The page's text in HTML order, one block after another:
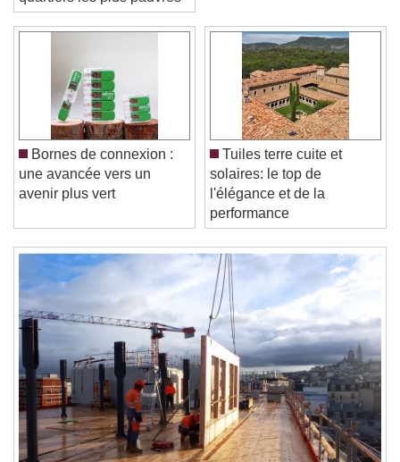
Video Player is loading.
Play Video
Skip Forward
Unmute
Current Time0:00
/
Duration-:-
Loaded:0%
Stream TypeLIVE
Seek to live, currently behind liveLIVE
Playback Rate
Chapters
Descriptions
descriptions off, selected
Subtitles
subtitles settings, opens subtitles
settings dialog
subtitles off, selected
quartiers les plus pauvres
Bornes de connexion :
une avancée vers un
Tuiles terre cuite et
solaires: le top de
l'élégance et de la
performance